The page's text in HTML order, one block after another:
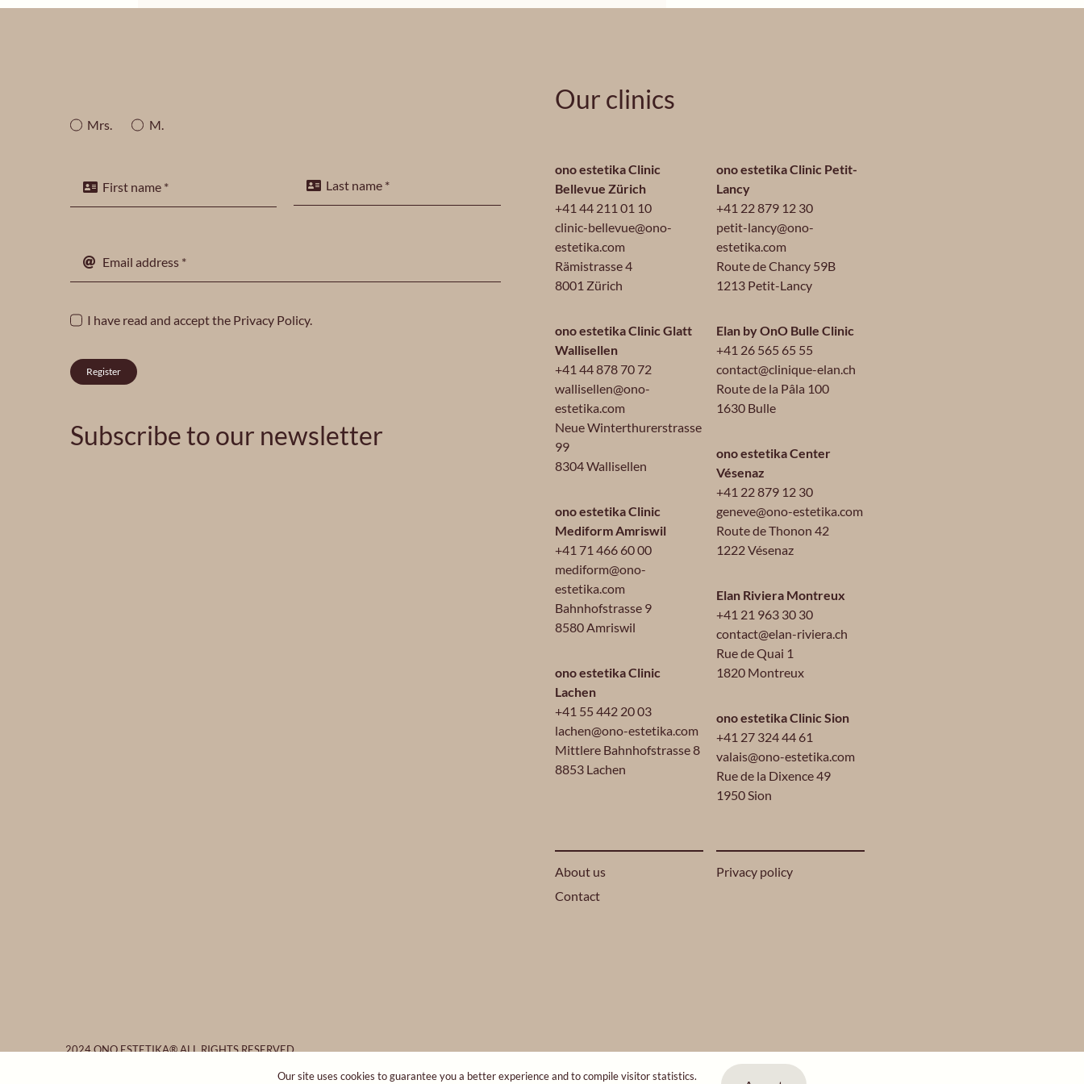
Mrs. M.
I have read and accept the Privacy Policy.
Register
Subscribe to our newsletter
Our clinics
ono estetika Clinic
Bellevue Zürich
+41 44 211 01 10
clinic-bellevue@ono-
estetika.com
Rämistrasse 4
8001 Zürich
ono estetika Clinic Glatt
Wallisellen
+41 44 878 70 72
wallisellen@ono-
estetika.com
Neue Winterthurerstrasse
99
8304 Wallisellen
ono estetika Clinic
Mediform Amriswil
+41 71 466 60 00
mediform@ono-
estetika.com
Bahnhofstrasse 9
8580 Amriswil
ono estetika Clinic
Lachen
+41 55 442 20 03
lachen@ono-estetika.com
Mittlere Bahnhofstrasse 8
8853 Lachen
ono estetika Clinic Petit-
Lancy
+41 22 879 12 30
petit-lancy@ono-
estetika.com
Route de Chancy 59B
1213 Petit-Lancy
Elan by OnO Bulle Clinic
+41 26 565 65 55
contact@clinique-elan.ch
Route de la Pâla 100
1630 Bulle
ono estetika Center
Vésenaz
+41 22 879 12 30
geneve@ono-estetika.com
Route de Thonon 42
1222 Vésenaz
Elan Riviera Montreux
+41 21 963 30 30
contact@elan-riviera.ch
Rue de Quai 1
1820 Montreux
ono estetika Clinic Sion
+41 27 324 44 61
valais@ono-estetika.com
Rue de la Dixence 49
1950 Sion
About us
Contact
Privacy policy
2024 ONO ESTETIKA® ALL RIGHTS RESERVED.
Our site uses cookies to guarantee you a better experience and to compile visitor statistics.